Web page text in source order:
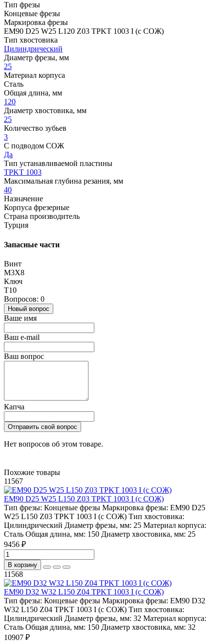
Тип фрезы
Концевые фрезы
Маркировка фрезы
EM90 D25 W25 L120 Z03 TPKT 1003 I (с СОЖ)
Тип хвостовика
Цилиндрический
Диаметр фрезы, мм
25
Материал корпуса
Сталь
Общая длина, мм
120
Диаметр хвостовика, мм
25
Количество зубьев
3
С подводом СОЖ
Да
Тип устанавливаемой пластины
TPKT 1003
Максимальная глубина резания, мм
40
Назначение
Корпуса фрезерные
Страна производитель
Турция
Запасные части
Винт
M3X8
Ключ
T10
Вопросов: 0
Новый вопрос
Ваше имя
Ваш e-mail
Ваш вопрос
Капча
Отправить свой вопрос
Нет вопросов об этом товаре.
Похожие товары
11567
EM90 D25 W25 L150 Z03 TPKT 1003 I (с СОЖ)
Тип фрезы: Концевые фрезы Маркировка фрезы: EM90 D25
W25 L150 Z03 TPKT 1003 I (с СОЖ) Тип хвостовика:
Цилиндрический Диаметр фрезы, мм: 25 Материал корпуса:
Сталь Общая длина, мм: 150 Диаметр хвостовика, мм: 25
9456 ₽
В корзину
11568
EM90 D32 W32 L150 Z04 TPKT 1003 I (с СОЖ)
Тип фрезы: Концевые фрезы Маркировка фрезы: EM90 D32
W32 L150 Z04 TPKT 1003 I (с СОЖ) Тип хвостовика:
Цилиндрический Диаметр фрезы, мм: 32 Материал корпуса:
Сталь Общая длина, мм: 150 Диаметр хвостовика, мм: 32
10907 ₽